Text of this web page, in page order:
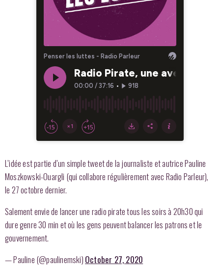
L’idée est partie d’un simple tweet de la journaliste et autrice Pauline
Moszkowski-Ouargli (qui collabore régulièrement avec Radio Parleur),
le 27 octobre dernier.
Salement envie de lancer une radio pirate tous les soirs à 20h30 qui
dure genre 30 min et où les gens peuvent balancer les patrons et le
gouvernement.
— Pauline (@paulinemski) October 27, 2020